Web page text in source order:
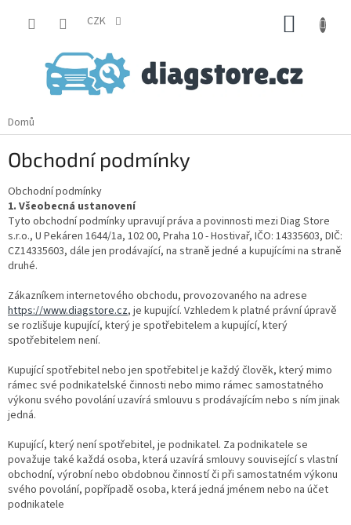
CZK
Domů
Obchodní podmínky
Obchodní podmínky
1. Všeobecná ustanovení
Tyto obchodní podmínky upravují práva a povinnosti mezi Diag Store
s.r.o., U Pekáren 1644/1a, 102 00, Praha 10 - Hostivař, IČO: 14335603, DIČ:
CZ14335603, dále jen prodávající, na straně jedné a kupujícími na straně
druhé.
Zákazníkem internetového obchodu, provozovaného na adrese
https://www.diagstore.cz, je kupující. Vzhledem k platné právní úpravě
se rozlišuje kupující, který je spotřebitelem a kupující, který
spotřebitelem není.
Kupující spotřebitel nebo jen spotřebitel je každý člověk, který mimo
rámec své podnikatelské činnosti nebo mimo rámec samostatného
výkonu svého povolání uzavírá smlouvu s prodávajícím nebo s ním jinak
jedná.
Kupující, který není spotřebitel, je podnikatel. Za podnikatele se
považuje také každá osoba, která uzavírá smlouvy související s vlastní
obchodní, výrobní nebo obdobnou činností či při samostatném výkonu
svého povolání, popřípadě osoba, která jedná jménem nebo na účet
podnikatele